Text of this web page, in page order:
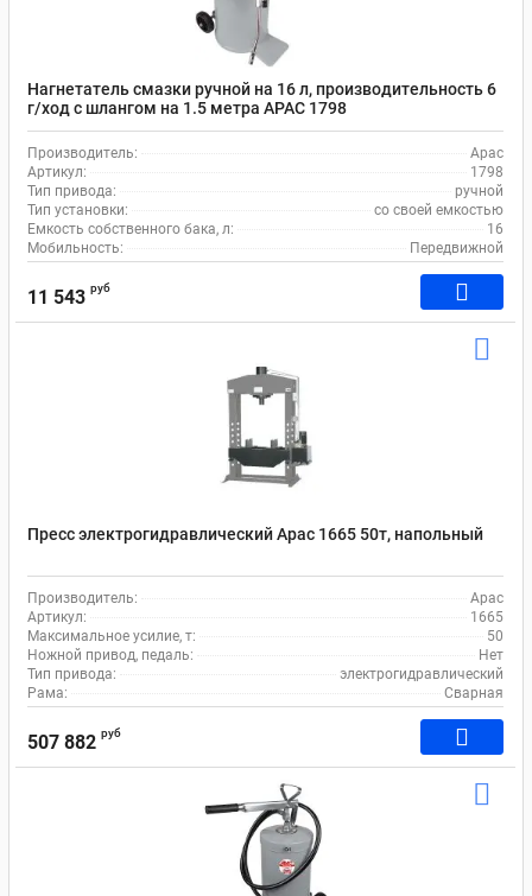
Нагнетатель смазки ручной на 16 л, производительность 6
г/ход с шлангом на 1.5 метра APAC 1798
Производитель:
Apac
Артикул:
1798
Тип привода:
ручной
Тип установки:
со своей емкостью
Емкость собственного бака, л:
16
Мобильность:
Передвижной
11 543 руб
Пресс электрогидравлический Apac 1665 50т, напольный
Производитель:
Apac
Артикул:
1665
Максимальное усилие, т:
50
Ножной привод, педаль:
Нет
Тип привода:
электрогидравлический
Рама:
Сварная
507 882 руб